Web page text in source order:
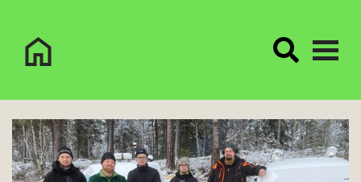
Logo Sorsele Webbportal